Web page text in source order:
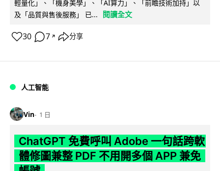
輕量化」、「機身美學」、「AI算力」、「前瞻技術加持」以
及「品質與售後服務」 已...
閱讀全文
30 7 ↗ 分享
人工智能
Vin 1 日
ChatGPT 免費呼叫 Adobe 一句話跨軟
體修圖兼整 PDF 不用開多個 APP 兼免